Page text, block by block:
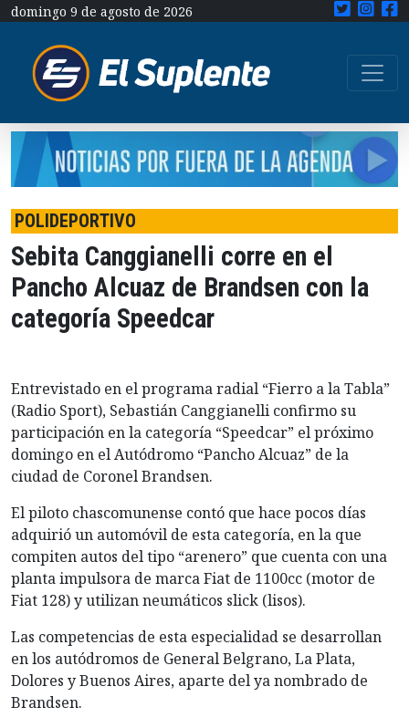
domingo 9 de agosto de 2026
POLIDEPORTIVO
Sebita Canggianelli corre en el
Pancho Alcuaz de Brandsen con la
categoría Speedcar
Entrevistado en el programa radial “Fierro a la Tabla”
(Radio Sport), Sebastián Canggianelli confirmo su
participación en la categoría “Speedcar” el próximo
domingo en el Autódromo “Pancho Alcuaz” de la
ciudad de Coronel Brandsen.
El piloto chascomunense contó que hace pocos días
adquirió un automóvil de esta categoría, en la que
compiten autos del tipo “arenero” que cuenta con una
planta impulsora de marca Fiat de 1100cc (motor de
Fiat 128) y utilizan neumáticos slick (lisos).
Las competencias de esta especialidad se desarrollan
en los autódromos de General Belgrano, La Plata,
Dolores y Buenos Aires, aparte del ya nombrado de
Brandsen.